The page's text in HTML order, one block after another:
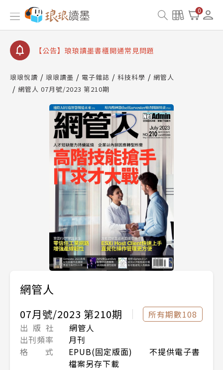
0
【公告】因 Readmoo 讀墨系統維護中，本站同步暫
停部分閱讀服務
【公告】琅琅讀墨數位閱讀資產合併與書櫃開通申請
【公告】琅琅讀墨書櫃開通常見問題
請圖文教學
【公告】琅琅書店服務升級重要說明及資產合併結果
查詢
【公告】因 Readmoo 讀墨系統維護中，本站同步暫
停部分閱讀服務
琅琅悅讀 琅琅讀墨 電子雜誌 科技科學
網管人
網管人 07月號/2023 第210期
網管人
07月號/2023 第210期
所有期數108
出 版 社
網管人
出刊頻率
月刊
格 式
EPUB(固定版面) 不提供電子書
檔案另存下載